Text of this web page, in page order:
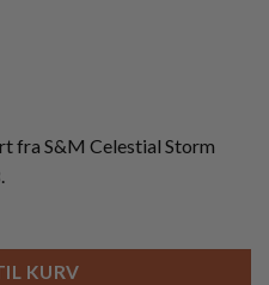
fra S&M Celestial Storm
KURV